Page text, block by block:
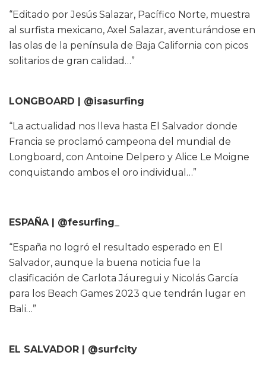
“Editado por Jesús Salazar, Pacífico Norte, muestra
al surfista mexicano, Axel Salazar, aventurándose en
las olas de la península de Baja California con picos
solitarios de gran calidad…”
LONGBOARD | @isasurfing
“La actualidad nos lleva hasta El Salvador donde
Francia se proclamó campeona del mundial de
Longboard, con Antoine Delpero y Alice Le Moigne
conquistando ambos el oro individual…”
ESPAÑA | @fesurfing_
“España no logró el resultado esperado en El
Salvador, aunque la buena noticia fue la
clasificación de Carlota Jáuregui y Nicolás García
para los Beach Games 2023 que tendrán lugar en
Bali…”
EL SALVADOR | @surfcity